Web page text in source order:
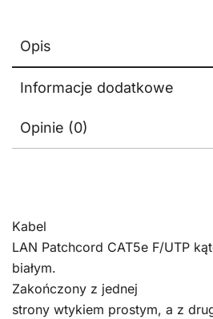
Opis
Informacje dodatkowe
Opinie (0)
Kabel
LAN Patchcord CAT5e F/UTP
białym.
Zakończony z jednej
strony wtykiem prostym, a z